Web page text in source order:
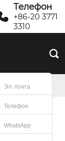
Телефон
+86-20 3771
3310

Эл. почта
Телефон
WhatsApp